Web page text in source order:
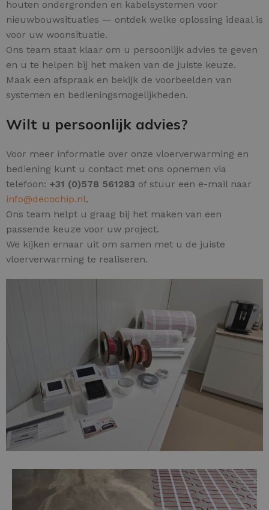
houten ondergronden en kabelsystemen voor
nieuwbouwsituaties — ontdek welke oplossing ideaal is
voor uw woonsituatie.
Ons team staat klaar om u persoonlijk advies te geven
en u te helpen bij het maken van de juiste keuze.
Maak een afspraak en bekijk de voorbeelden van
systemen en bedieningsmogelijkheden.
Wilt u persoonlijk advies?
Voor meer informatie over onze vloerverwarming en
bediening kunt u contact met ons opnemen via
telefoon: +31 (0)578 561283 of stuur een e-mail naar
info@decochip.nl.
Ons team helpt u graag bij het maken van een
passende keuze voor uw project.
We kijken ernaar uit om samen met u de juiste
vloerverwarming te realiseren.